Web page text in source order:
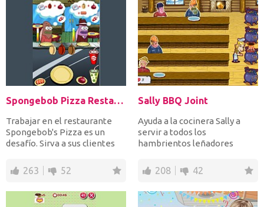
Spongebob Pizza Restaurant
Trabajar en el restaurante
Spongebob's Pizza es un
desafío. Sirva a sus clientes
263 52
Sally BBQ Joint
Ayuda a la cocinera Sally a
servir a todos los
hambrientos leñadores
favorita...
208 42